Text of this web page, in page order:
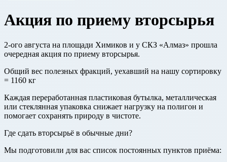
Акция по приему вторсырья
2-ого августа на площади Химиков и у СКЗ «Алмаз» прошла
очередная акция по приему вторсырья.
Общий вес полезных фракций, уехавший на нашу сортировку
= 1160 кг
Каждая переработанная пластиковая бутылка, металлическая
или стеклянная упаковка снижает нагрузку на полигон и
помогает сохранять природу в чистоте.
Где сдать вторсырьё в обычные дни?
Мы подготовили для вас список постоянных пунктов приёма: